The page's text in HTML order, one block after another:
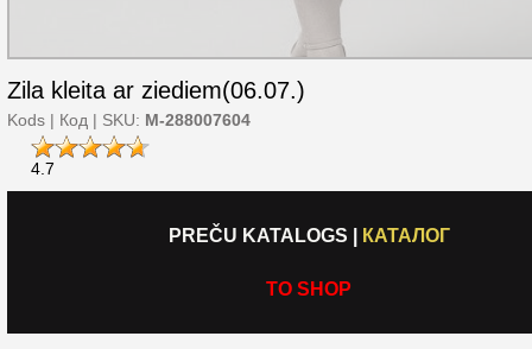
Zila kleita ar ziediem(06.07.)
Kods | Код | SKU: M-288007604
4.7
PREČU KATALOGS КАТАЛОГ
TO SHOP